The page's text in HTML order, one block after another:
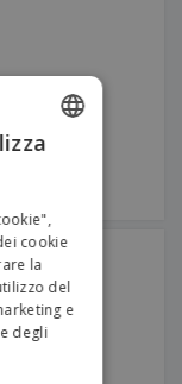
- Sidra
cookie
la
del
e
degli